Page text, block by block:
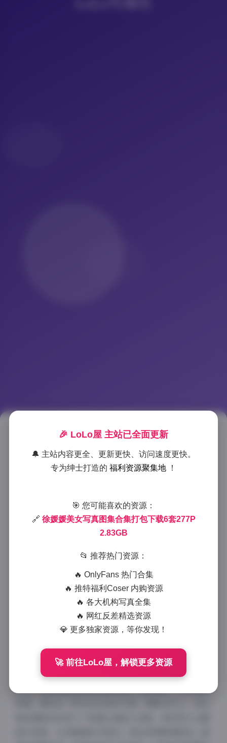
徐媛媛写真合集下载6套277P
2025-6-29 11:43 | 美女摄影
2025-6-29 11:43
1899 字 | 7 分钟
媛媛的这套写真合集。它包含了完整的6套作品，总计
277张高清图片，每一张都经过精心拍摄和后期处理，
呈现出多元化的视觉艺术。徐媛媛作为博主，她的写真
总是以自然真实的气质为核心，而这套合集通过不同的
主题、风格和氛围，完美捕捉了她的个人魅力。接下
来，我将从摄影角度出发，逐一剖析这6套写真的亮
点，分享其中的技术细节和美学感受。
第一套写真以户外海滨为主题，营造出轻松自由的氛
围。拍摄地点选在阳光明媚的沙滩上，背景是蔚蓝的海
浪和金色的沙丘，光线柔和而自然，利用清晨的黄金时
段，避免强光造成的阴影。图片风格偏向清新唯美，色
调以浅蓝和米白为主，饱和度适中，突出徐媛媛的青春
🎉 LoLo屋 主站已全面更新
🔔 主站内容更全、更新更快、访问速度更快。
专为绅士打造的 福利资源聚集地 ！
🎯 您可能喜欢的资源：
🔗 徐媛媛美女写真图集合集打包下载6套277P
2.83GB
📂 推荐热门资源：
🔥 OnlyFans 热门合集
🔥 推特福利Coser 内购资源
🔥 各大机构写真全集
🔥 网红反差精选资源
💎 更多独家资源，等你发现！
🚀 前往LoLo屋，解锁更多资源